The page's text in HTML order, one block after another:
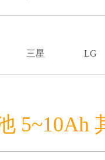
三星 LG
5~10Ah